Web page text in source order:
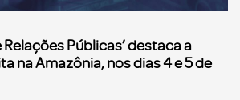
Relações Públicas’ destaca a
na Amazônia, nos dias 4 e 5 de